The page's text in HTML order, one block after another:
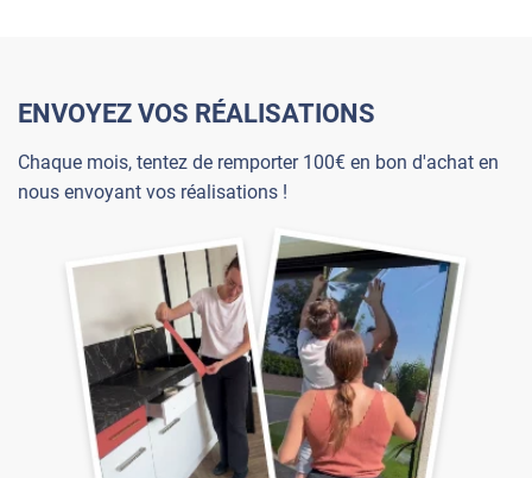
ENVOYEZ VOS RÉALISATIONS
Chaque mois, tentez de remporter 100€ en bon d'achat en
nous envoyant vos réalisations !